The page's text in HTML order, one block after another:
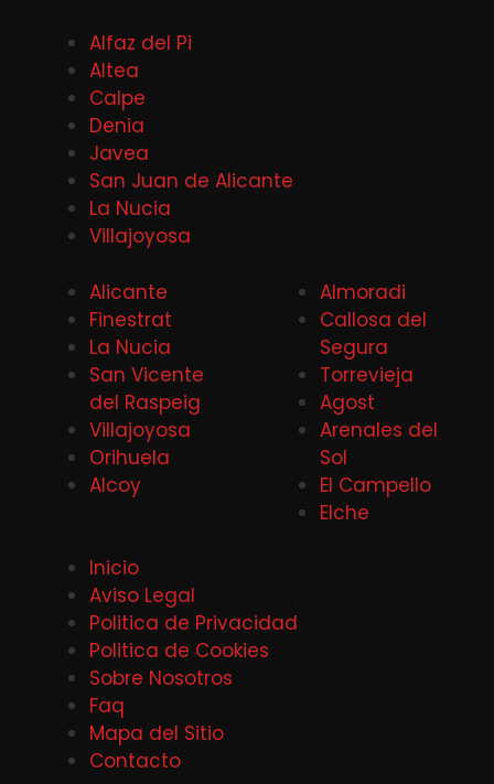
Alfaz del Pi
Altea
Calpe
Denia
Javea
San Juan de Alicante
La Nucia
Villajoyosa
Alicante
Finestrat
La Nucia
San Vicente
del Raspeig
Villajoyosa
Orihuela
Alcoy
Almoradi
Callosa del
Segura
Torrevieja
Agost
Arenales del
Sol
El Campello
Elche
Inicio
Aviso Legal
Politica de Privacidad
Politica de Cookies
Sobre Nosotros
Faq
Mapa del Sitio
Contacto